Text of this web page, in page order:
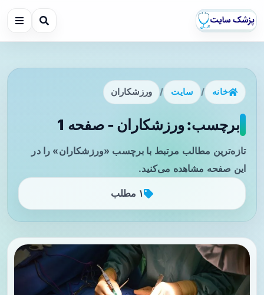
خانه / سایت / ورزشکاران
برچسب: ورزشکاران - صفحه 1
تازه‌ترین مطالب مرتبط با برچسب «ورزشکاران» را در
این صفحه مشاهده می‌کنید.
۱ مطلب